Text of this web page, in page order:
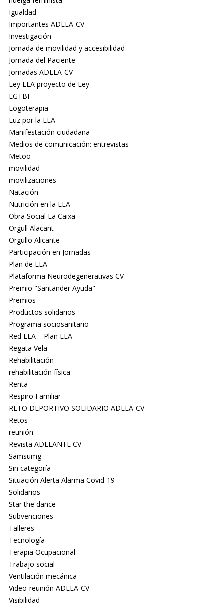
Igualdad
Importantes ADELA-CV
Investigación
Jornada de movilidad y accesibilidad
Jornada del Paciente
Jornadas ADELA-CV
Ley ELA proyecto de Ley
LGTBI
Logoterapia
Luz por la ELA
Manifestación ciudadana
Medios de comunicación: entrevistas
Metoo
movilidad
movilizaciones
Natación
Nutrición en la ELA
Obra Social La Caixa
Orgull Alacant
Orgullo Alicante
Participación en Jornadas
Plan de ELA
Plataforma Neurodegenerativas CV
Premio "Santander Ayuda"
Premios
Productos solidarios
Programa sociosanitario
Red ELA – Plan ELA
Regata Vela
Rehabilitación
rehabilitación física
Renta
Respiro Familiar
RETO DEPORTIVO SOLIDARIO ADELA-CV
Retos
reunión
Revista ADELANTE CV
Samsumg
Sin categoría
Situación Alerta Alarma Covid-19
Solidarios
Star the dance
Subvenciones
Talleres
Tecnología
Terapia Ocupacional
Trabajo social
Ventilación mecánica
Video-reunión ADELA-CV
Visibilidad